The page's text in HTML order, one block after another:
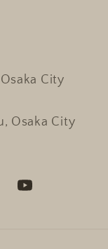
City
Osaka City
YouTube